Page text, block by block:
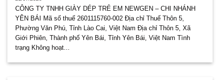
CÔNG TY TNHH GIÀY DÉP TRẺ EM NEWGEN – CHI NHÁNH
YÊN BÁI Mã số thuế 2601115760-002 Địa chỉ Thuế Thôn 5,
Phường Văn Phú, Tỉnh Lào Cai, Việt Nam Địa chỉ Thôn 5, Xã
Giới Phiên, Thành phố Yên Bái, Tỉnh Yên Bái, Việt Nam Tình
trạng Không hoạt...